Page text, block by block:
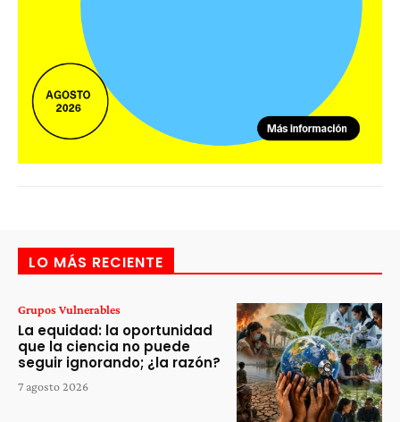
LO MÁS RECIENTE
Grupos Vulnerables
La equidad: la oportunidad
que la ciencia no puede
seguir ignorando; ¿la razón?
7 agosto 2026